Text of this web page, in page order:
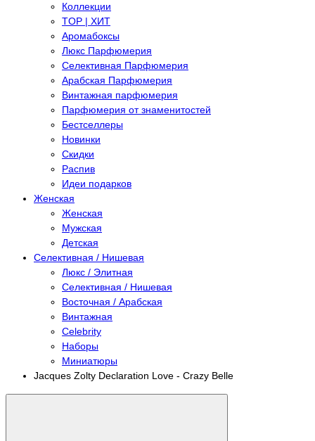
Коллекции
TOP | ХИТ
Аромабоксы
Люкс Парфюмерия
Селективная Парфюмерия
Арабская Парфюмерия
Винтажная парфюмерия
Парфюмерия от знаменитостей
Бестселлеры
Новинки
Скидки
Распив
Идеи подарков
Женская
Женская
Мужская
Детская
Селективная / Нишевая
Люкс / Элитная
Селективная / Нишевая
Восточная / Арабская
Винтажная
Celebrity
Наборы
Миниатюры
Jacques Zolty Declaration Love - Crazy Belle